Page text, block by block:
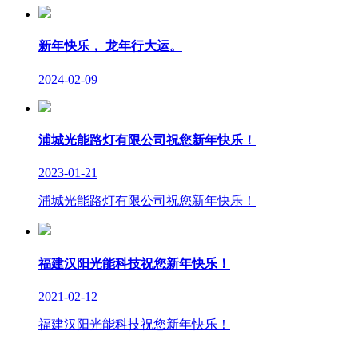
新年快乐， 龙年行大运。
2024-02-09
浦城光能路灯有限公司祝您新年快乐！
2023-01-21
浦城光能路灯有限公司祝您新年快乐！
福建汉阳光能科技祝您新年快乐！
2021-02-12
福建汉阳光能科技祝您新年快乐！